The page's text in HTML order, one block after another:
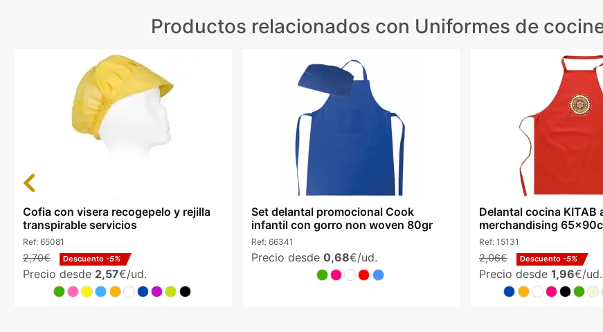
Productos relacionados con Uniformes de
Cofia con visera recogepelo y rejilla
transpirable servicios
Ref: 65081
2,70€ Descuento -5%
Precio desde 2,57€/ud.
Set delantal promocional Cook
infantil con gorro non woven 80gr
Ref: 66341
Precio desde 0,68€/ud.
Delantal cocina KITAB
merchandising
Ref: 15131
2,06€ Descuento -5%
Precio desde 1,96€/ud.
Previous